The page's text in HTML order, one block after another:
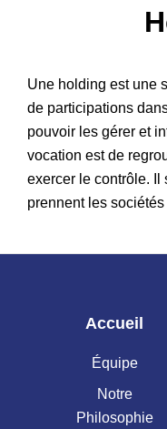
Une holding est une
de participations
pouvoir les gérer et
vocation est de
exercer le contrôle. Il
prennent les sociétés
Accueil
Équipe
Notre
Philosophie